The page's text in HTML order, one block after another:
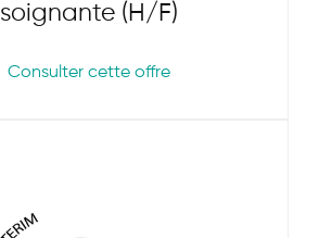
soignante (H/F)
Consulter cette offre